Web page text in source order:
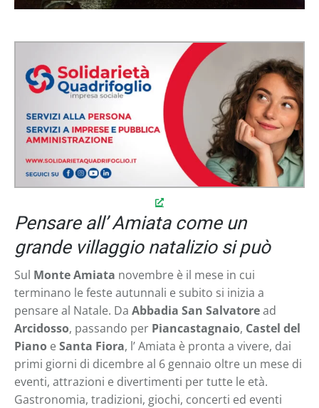
Pensare all’ Amiata come un
grande villaggio natalizio si può
Sul Monte Amiata novembre è il mese in cui
terminano le feste autunnali e subito si inizia a
pensare al Natale. Da Abbadia San Salvatoread
Arcidosso, passando per Piancastagnaio, Castel del
Piano e Santa Fiora, l’ Amiata è pronta a vivere, dai
primi giorni di dicembre al 6 gennaio oltre un mese di
eventi, attrazioni e divertimenti per tutte le età.
Gastronomia, tradizioni, giochi, concerti ed eventi